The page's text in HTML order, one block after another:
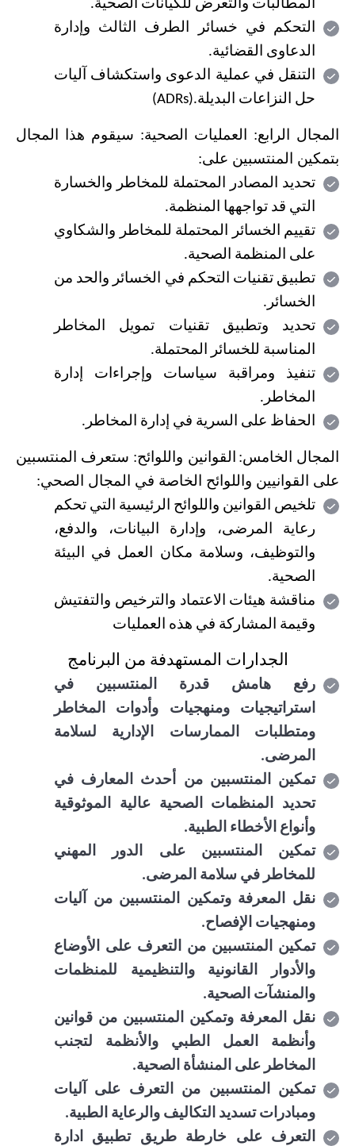
المطالبات والتعرض للكيانات الصحية.
التحكم في خسائر الطرف الثالث وإدارة
الدعاوى القضائية.
التنقل في عملية الدعوى واستكشاف آليات
حل النزاعات البديلة(ADRs).
المجال الرابع: العمليات الصحية: سيقوم هذا المجال
بتمكين المنتسبين على:
تحديد المصادر المحتملة للمخاطر والخسارة
التي قد تواجهها المنظمة.
تقييم الخسائر المحتملة للمخاطر والشكاوي
على المنظمة الصحية.
تطبيق تقنيات التحكم في الخسائر والحد من
الخسائر .
تحديد وتطبيق تقنيات تمويل المخاطر
المناسبة للخسائر المحتملة.
تنفيذ ومراقبة سياسات وإجراءات إدارة
المخاطر .
الحفاظ على السرية في إدارة المخاطر.
المجال الخامس: القوانين واللوائح: ستعرف المنتسبين
على القوانيين واللوائح الخاصة في المجال الصحي:
تلخيص القوانين واللوائح الرئيسية التي تحكم
رعاية المرضى، وإدارة البيانات، والدفع،
والتوظيف، وسلامة مكان العمل في البيئة
الصحية.
مناقشة هيئات الاعتماد والترخيص والتفتيش
وقيمة المشاركة في هذه العمليات
الجدارات المستهدفة من البرنامج
رفع هامش قدرة المنتسبين في
استراتيجيات ومنهجيات وأدوات المخاطر
ومتطلبات الممارسات الإدارية لسلامة
المرضى.
تمكين المنتسبين من أحدث المعارف في
تحديد المنظمات الصحية عالية الموثوقية
وأنواع الأخطاء الطبية.
تمكين المنتسبين على الدور المهني
للمخاطر في سلامة المرضى.
نقل المعرفة وتمكين المنتسبين من آليات
ومنهجيات الإفصاح.
تمكين المنتسبين من التعرف على الأوضاع
والأدوار القانونية والتنظيمية للمنظمات
والمنشآت الصحية.
نقل المعرفة وتمكين المنتسبين من قوانين
وأنظمة العمل الطبي والأنظمة لتجنب
المخاطر على المنشأة الصحية.
تمكين المنتسبين من التعرف على آليات
ومبادرات تسديد التكاليف والرعاية الطبية.
التعرف على خارطة طريق تطبيق ادارة